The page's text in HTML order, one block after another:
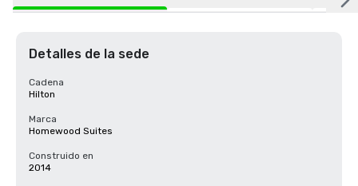
Detalles de la sede
Cadena
Hilton
Marca
Homewood Suites
Construido en
2014